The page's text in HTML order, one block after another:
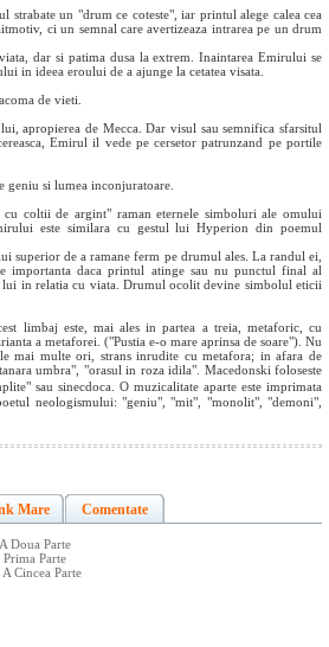
un "drum ce coteste", iar printul alege calea cea
ci un semnal care avertizeaza intrarea pe un drum
dar si patima dusa la extrem. Inaintarea Emirului se
in ideea eroului de a ajunge la cetatea visata.
de vieti.
apropierea de Mecca. Dar visul sau semnifica sfarsitul
Emirul il vede pe cersetor patrunzand pe portile
geniu si lumea inconjuratoare.
coltii de argint" raman eternele simboluri ale omului
este similara cu gestul lui Hyperion din poemul
superior de a ramane ferm pe drumul ales. La randul ei,
importanta daca printul atinge sau nu punctul final al
lui in relatia cu viata. Drumul ocolit devine simbolul eticii
limbaj este, mai ales in partea a treia, metaforic, cu
a metaforei. ("Pustia e-o mare aprinsa de soare"). Nu
mai multe ori, strans inrudite cu metafora; in afara de
umbra", "orasul in roza idila". Macedonski foloseste
sau sinecdoca. O muzicalitate aparte este imprimata
neologismului: "geniu", "mit", "monolit", "demoni",
Mare Comentate
Doua Parte
Parte
Cincea Parte